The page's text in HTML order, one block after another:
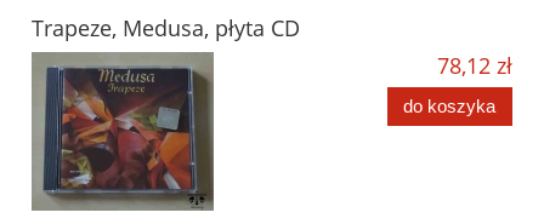
Trapeze, Medusa, płyta CD
78,12 zł
do koszyka